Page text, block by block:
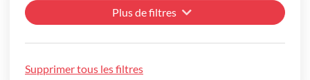
Plus de filtres
Supprimer tous les filtres